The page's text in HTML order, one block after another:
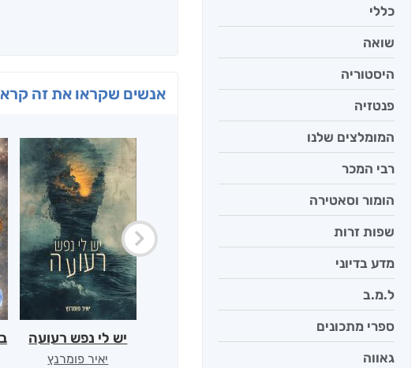
כללי
שואה
היסטוריה
פנטזיה
המומלצים שלנו
רבי המכר
הומור וסאטירה
שפות זרות
מדע בדיוני
ל.מ.ב
ספרי מתכונים
גאווה
אנשים שקראו את זה
יש לי נפש רעועה
יאיר פומרנץ